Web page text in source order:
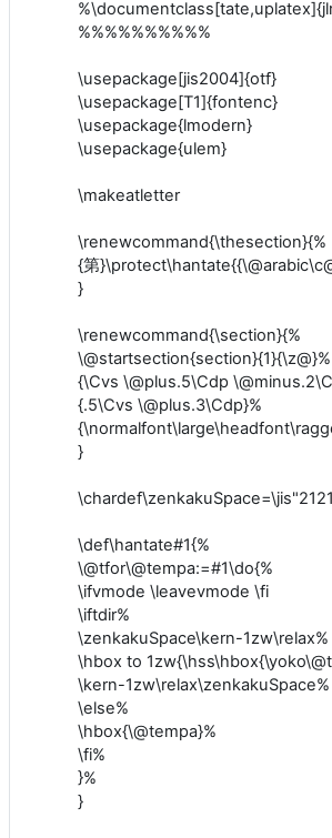
%%%%%%%%%%
\usepackage[jis2004]{otf}
\usepackage[T1]{fontenc}
\usepackage{lmodern}
\usepackage{ulem}
\makeatletter
\renewcommand{\thesection}{%
{第
}
\renewcommand{\section}{%
\@startsection{section}{1}{\z@}%
{\Cvs \@plus.5\Cdp
{.5\Cvs \@plus.3\Cdp}%
}
\def\hantate#1{%
\@tfor\@tempa:=#1\do{%
\ifvmode \leavevmode \fi
\iftdir%
\zenkakuSpace\kern-1zw\relax%
\hbox to
\kern-1zw\relax\zenkakuSpace%
\else%
\hbox{\@tempa}%
\fi%
}%
}